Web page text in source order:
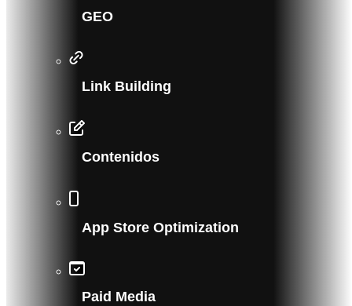
GEO
Link Building
Contenidos
App Store Optimization
Paid Media